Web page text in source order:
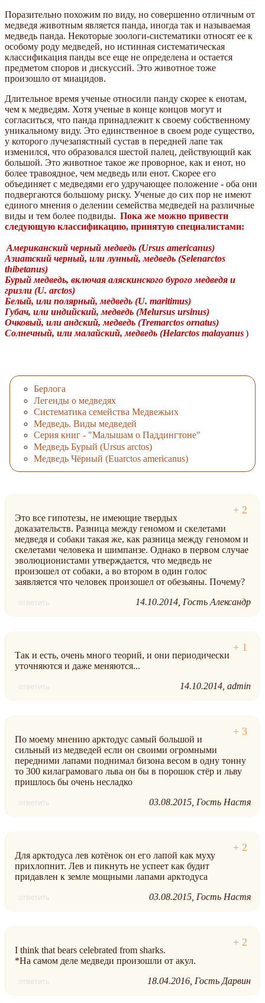
Поразительно похожим по виду, но совершенно отличным от
медведя животным является панда, иногда так и называемая
медведь панда. Некоторые зоологи-систематики относят ее к
особому роду медведей, но истинная систематическая
классификация панды все еще не определена и остается
предметом споров и дискуссий. Это животное тоже
произошло от миацидов.
Длительное время ученые относили панду скорее к енотам,
чем к медведям. Хотя ученые в конце концов могут и
согласиться, что панда принадлежит к своему собственному
уникальному виду. Это единственное в своем роде существо,
у которого лучезапястный сустав в передней лапе так
изменился, что образовался шестой палец, действующий как
большой. Это животное такое же проворное, как и енот, но
более травоядное, чем медведь или енот. Скорее его
объединяет с медведями его удручающее положение - оба они
подвергаются большому риску. Ученые до сих пор не имеют
единого мнения о делении семейства медведей на различные
виды и тем более подвиды. Пока же можно привести
следующую классификацию, принятую специалистами:
Американский черный медведь (Ursus americanus)
Азиатский черный, или лунный, медведь (Selenarctos
thibetanus)
Бурый медведь, включая аляскинского бурого медведя и
гризли (U. arctos)
Белый, или полярный, медведь (U. maritimus)
Губач, или индийский, медведь (Melursus ursinus)
Очковый, или андский, медведь (Tremarctos ornatus)
Солнечный, или малайский, медведь (Helarctos malayanus)
Берлога
Легенды о медведях
Систематика семейства Медвежьих
Медведь. Виды медведей
Серия книг - "Малышам о Паддингтоне"
Медведь Бурый (Ursus arctos)
Медведь Чёрный (Euarctos americanus)
Это все гипотезы, не имеющие твердых
доказательств. Разница между геномом и скелетами
медведя и собаки такая же, как разница между геномом и
скелетами человека и шимпанзе. Однако в первом случае
эволюционистами утверждается, что медведь не
произошел от собаки, а во втором в один голос
заявляется что человек произошел от обезьяны. Почему?
ответить 14.10.2014 Гость Александр
Так и есть, очень много теорий, и они периодически
уточняются и даже меняются...
ответить 14.10.2014 admin
По моему мнению арктодус самый большой и
сильный из медведей если он своими огромными
передними лапами поднимал бизона весом в одну тонну
то 300 килаграмоваго льва он бы в порошок стёр и льву
пришлось бы очень несладко
ответить 03.08.2015 Гость Настя
Для арктодуса лев котёнок он его лапой как муху
прихлопнит. Лев и пикнуть не успеет как будит
придавлен к земле мощными лапами арктодуса
ответить 03.08.2015 Гость Настя
I think that bears celebrated from sharks.
*На самом деле медведи произошли от акул.
ответить 18.04.2016 Гость Дарвин